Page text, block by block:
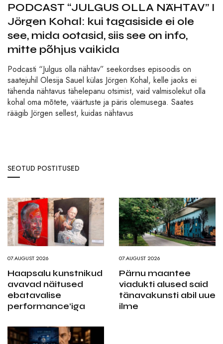
PODCAST “JULGUS OLLA NÄHTAV” I
Jörgen Kohal: kui tagasiside ei ole
see, mida ootasid, siis see on info,
mitte põhjus vaikida
Podcasti “Julgus olla nähtav” seekordses episoodis on
saatejuhil Olesija Sauel külas Jörgen Kohal, kelle jaoks ei
tähenda nähtavus tähelepanu otsimist, vaid valmisolekut olla
kohal oma mõtete, väärtuste ja päris olemusega. Saates
räägib Jörgen sellest, kuidas nähtavus
SEOTUD POSTITUSED
07.AUGUST 2026
Haapsalu kunstnikud
avavad näitused
ebatavalise
performance’iga
07.AUGUST 2026
Pärnu maantee
viadukti alused said
tänavakunsti abil uue
ilme